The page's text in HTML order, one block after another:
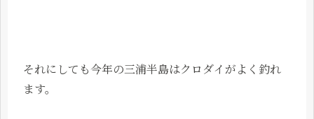
それにしても今年の三浦半島はクロダイがよく釣れ
ます。